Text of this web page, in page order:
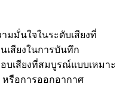
มมั่นใจในระดับเสียงที่
เสียงในการบันทึก
บเสียงที่สมบูรณ์แบบเหมาะ
รือการออกอากาศ